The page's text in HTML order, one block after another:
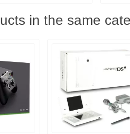
in the same